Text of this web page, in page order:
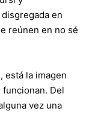
en
reúnen en no sé
está la imagen
Del
vez una